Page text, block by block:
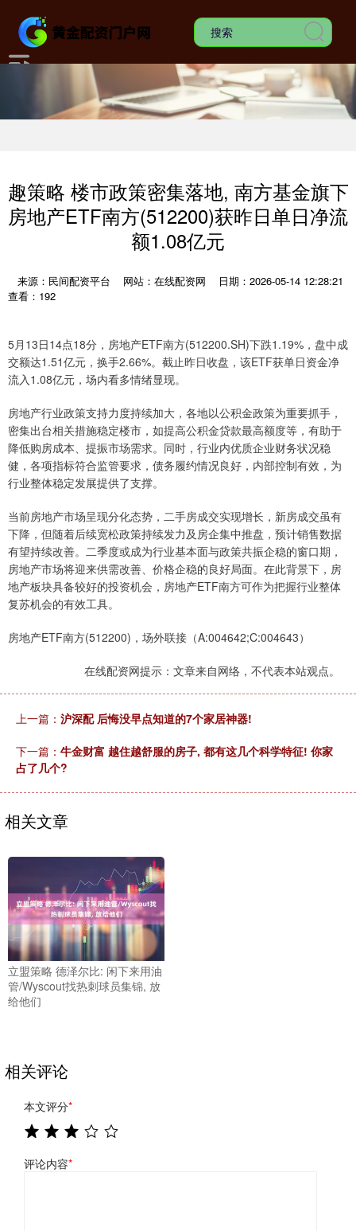
趣策略 楼市政策密集落地, 南方基金旗下
房地产ETF南方(512200)获昨日单日净流
额1.08亿元
来源：民间配资平台 网站：在线配资网
日期：2026-05-14 12:28:21
查看：192
5月13日14点18分，房地产ETF南方(512200.SH)下跌1.19%，盘中成
交额达1.51亿元，换手2.66%。截止昨日收盘，该ETF获单日资金净
流入1.08亿元，场内看多情绪显现。
房地产行业政策支持力度持续加大，各地以公积金政策为重要抓手，
密集出台相关措施稳定楼市，如提高公积金贷款最高额度等，有助于
降低购房成本、提振市场需求。同时，行业内优质企业财务状况稳
健，各项指标符合监管要求，债务履约情况良好，内部控制有效，为
行业整体稳定发展提供了支撑。
当前房地产市场呈现分化态势，二手房成交实现增长，新房成交虽有
下降，但随着后续宽松政策持续发力及房企集中推盘，预计销售数据
有望持续改善。二季度或成为行业基本面与政策共振企稳的窗口期，
房地产市场将迎来供需改善、价格企稳的良好局面。在此背景下，房
地产板块具备较好的投资机会，房地产ETF南方可作为把握行业整体
复苏机会的有效工具。
房地产ETF南方(512200)，场外联接（A:004642;C:004643）
在线配资网提示：文章来自网络，不代表本站观点。
上一篇： 沪深配 后悔没早点知道的7个家居神器!
下一篇： 牛金财富 越住越舒服的房子, 都有这几个科学特征! 你家
占了几个?
相关文章
立盟策略 德泽尔比: 闲下来用油
管/Wyscout找热刺球员集锦, 放
给他们
相关评论
本文评分*
评论内容*